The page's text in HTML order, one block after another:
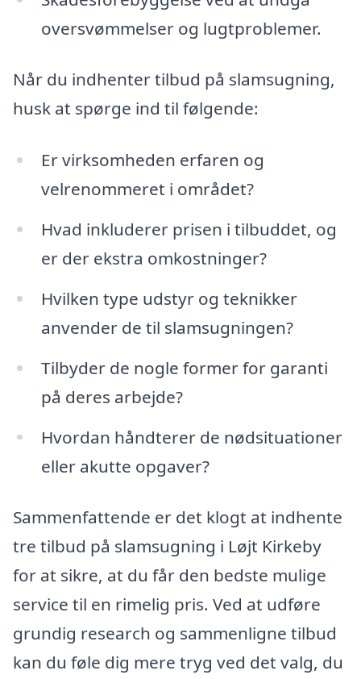
oversvømmelser og lugtproblemer.
Når du indhenter tilbud på slamsugning,
husk at spørge ind til følgende:
Er virksomheden erfaren og
velrenommeret i området?
Hvad inkluderer prisen i tilbuddet, og
er der ekstra omkostninger?
Hvilken type udstyr og teknikker
anvender de til slamsugningen?
Tilbyder de nogle former for garanti
på deres arbejde?
Hvordan håndterer de nødsituationer
eller akutte opgaver?
Sammenfattende er det klogt at indhente
tre tilbud på slamsugning i Løjt Kirkeby
for at sikre, at du får den bedste mulige
service til en rimelig pris. Ved at udføre
grundig research og sammenligne tilbud
kan du føle dig mere tryg ved det valg, du